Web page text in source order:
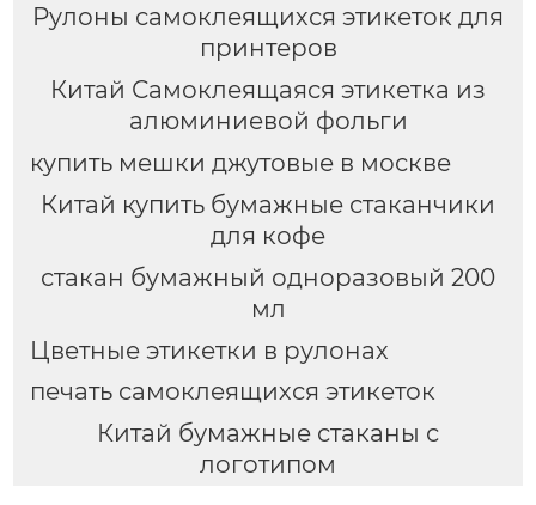
Рулоны самоклеящихся этикеток для
принтеров
Китай Самоклеящаяся этикетка из
алюминиевой фольги
купить мешки джутовые в москве
Китай купить бумажные стаканчики
для кофе
стакан бумажный одноразовый 200
мл
Цветные этикетки в рулонах
печать самоклеящихся этикеток
Китай бумажные стаканы с
логотипом